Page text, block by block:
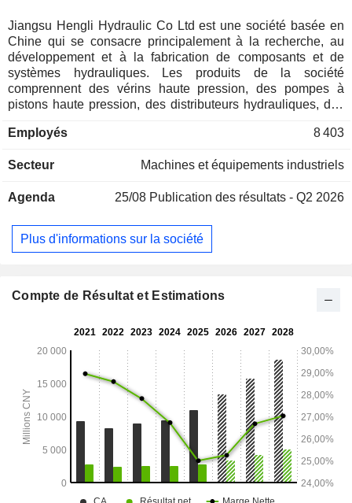
Jiangsu Hengli Hydraulic Co Ltd est une société basée en
Chine qui se consacre principalement à la recherche, au
développement et à la fabrication de composants et de
systèmes hydrauliques. Les produits de la société
comprennent des vérins haute pression, des pompes à
pistons haute pression, des distributeurs hydrauliques, des
d'essai hydrauliques et des pièces moulées hydrauliques de
principalement utilisés dans les engins mobiles, les
équipements d'ingénierie marine, les véhicules spécialisés,
La société exerce principalement ses activités sur les
marchés nationaux et internationaux.
Employés 8 403
Secteur Machines et équipements industriels
Agenda 25/08 Publication des résultats - Q2 2026
Plus d'informations sur la société
Compte de Résultat et Estimations